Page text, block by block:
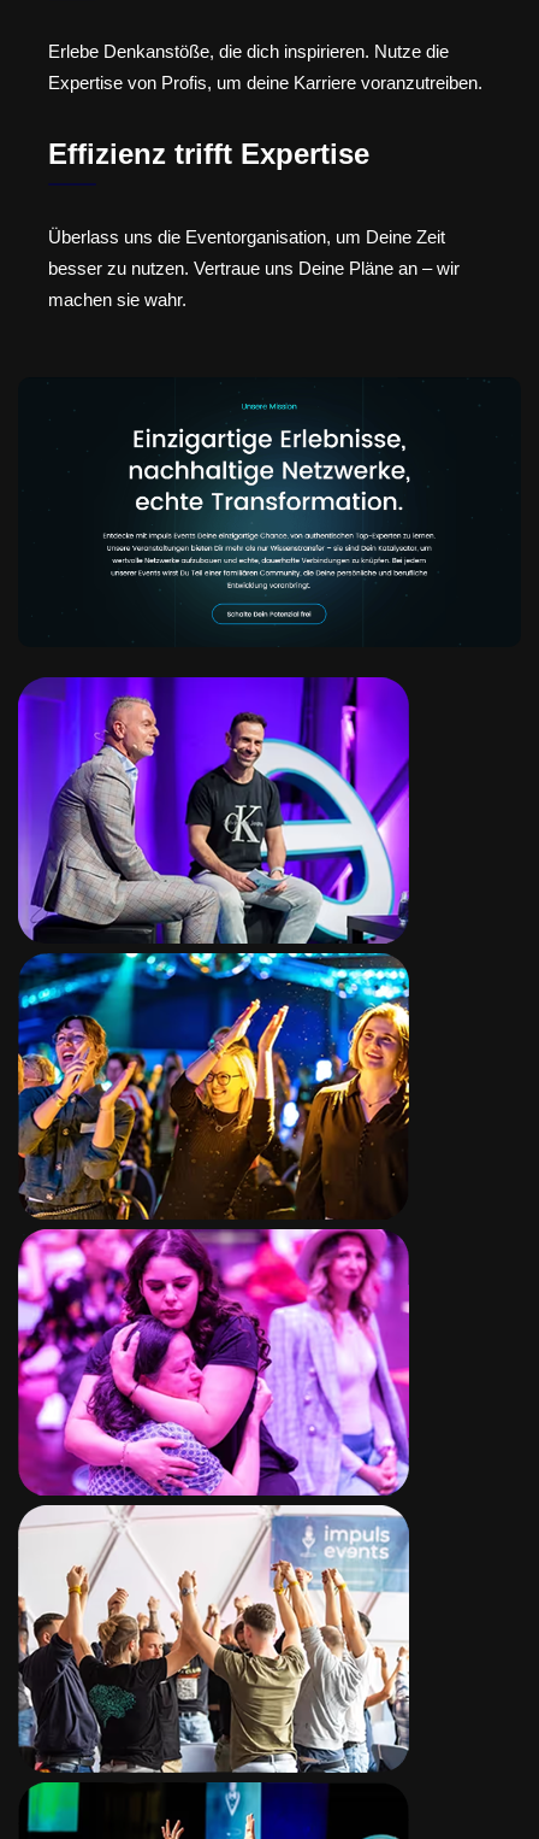
Erlebe Denkanstöße, die dich inspirieren. Nutze die
Expertise von Profis, um deine Karriere voranzutreiben.
Effizienz trifft Expertise
Überlass uns die Eventorganisation, um Deine Zeit
besser zu nutzen. Vertraue uns Deine Pläne an – wir
machen sie wahr.